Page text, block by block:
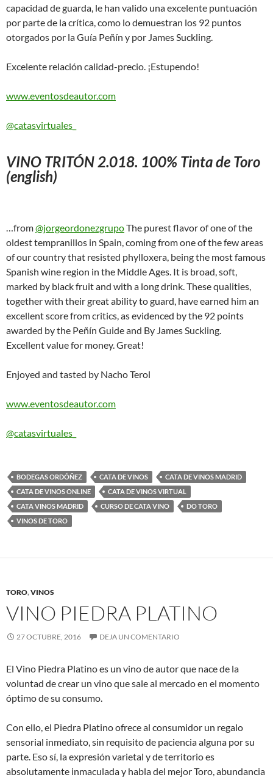
capacidad de guarda, le han valido una excelente puntuación
por parte de la crítica, como lo demuestran los 92 puntos
otorgados por la Guía Peñín y por James Suckling.
Excelente relación calidad-precio. ¡Estupendo!
www.eventosdeautor.com
@catasvirtuales_
VINO TRITÓN 2.018. 100% Tinta de Toro
(english)
…from@jorgeordonezgrupoThe purest flavor of one of the
oldest tempranillos in Spain, coming from one of the few areas
of our country that resisted phylloxera, being the most famous
Spanish wine region in the Middle Ages. It is broad, soft,
marked by black fruit and with a long drink. These qualities,
together with their great ability to guard, have earned him an
excellent score from critics, as evidenced by the 92 points
awarded by the Peñín Guide and By James Suckling.
Excellent value for money. Great!
Enjoyed and tasted by Nacho Terol
www.eventosdeautor.com
@catasvirtuales_
BODEGAS ORDÓÑEZ CATA DE VINOS
CATA DE VINOS MADRID
CATA DE VINOS ONLINE
CATA DE VINOS VIRTUAL
CATA VINOS MADRID
CURSO DE CATA VINO
DO TORO
VINOS DE TORO
TORO,VINOS
VINO PIEDRA PLATINO
27 OCTUBRE, 2016 DEJA UN COMENTARIO
El Vino Piedra Platino es un vino de autor que nace de la
voluntad de crear un vino que sale al mercado en el momento
óptimo de su consumo.
Con ello, el Piedra Platino ofrece al consumidor un regalo
sensorial inmediato, sin requisito de paciencia alguna por su
parte. Eso sí, la expresión varietal y de territorio es
absolutamente inmaculada y habla del mejor Toro, abundancia